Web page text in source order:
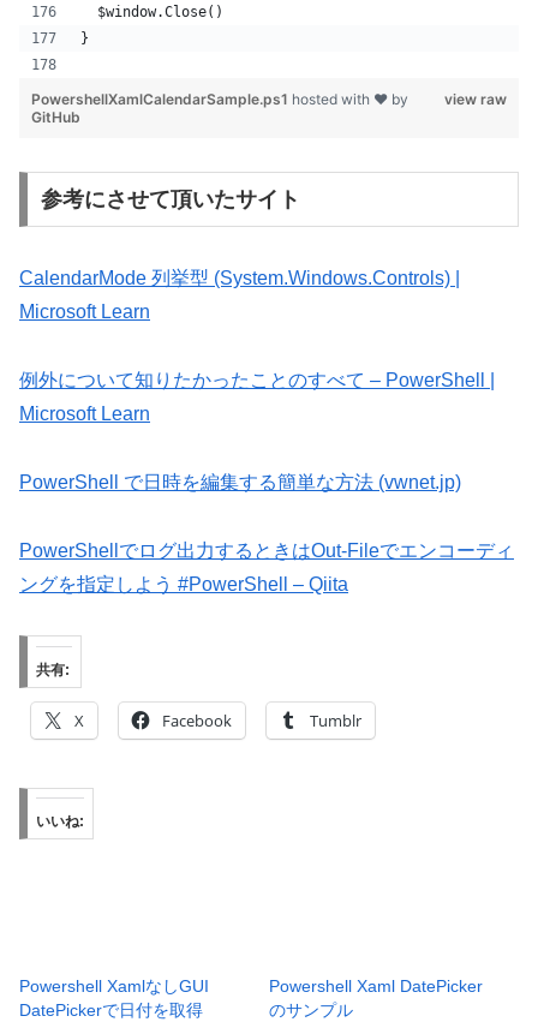
  $window.Close()
}
view raw
PowershellXamlCalendarSample.ps1 hosted with ❤ by
GitHub
参考にさせて頂いたサイト
CalendarMode 列挙型 (System.Windows.Controls) |
Microsoft Learn
例外について知りたかったことのすべて – PowerShell |
Microsoft Learn
PowerShell で日時を編集する簡単な方法 (vwnet.jp)
PowerShellでログ出力するときはOut-Fileでエンコーディ
ングを指定しよう #PowerShell – Qiita
共有:
X Facebook Tumblr
いいね:
Powershell XamlなしGUI
DatePickerで日付を取得
Powershell Xaml DatePicker
のサンプル